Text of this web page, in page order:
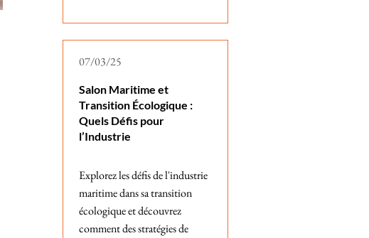
07/03/25
Salon Maritime et
Transition Écologique :
Quels Défis pour
l’Industrie
Explorez les défis de l'industrie
maritime dans sa transition
écologique et découvrez
comment des stratégies de